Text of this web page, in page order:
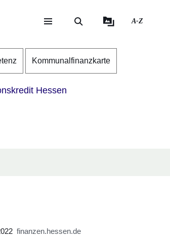
A-Z
Kommunalfinanzkarte
Hessen
finanzen.hessen.de